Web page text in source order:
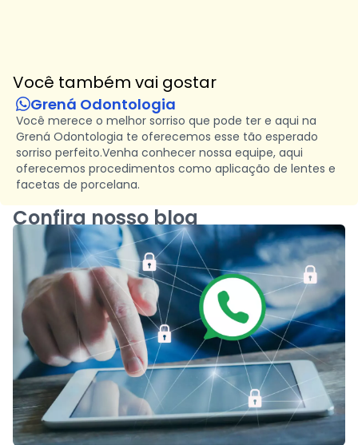
Você também vai gostar
Grená Odontologia
Você merece o melhor sorriso que pode ter e aqui na
Grená Odontologia te oferecemos esse tão esperado
sorriso perfeito.Venha conhecer nossa equipe, aqui
oferecemos procedimentos como aplicação de lentes e
facetas de porcelana.
Confira nosso blog